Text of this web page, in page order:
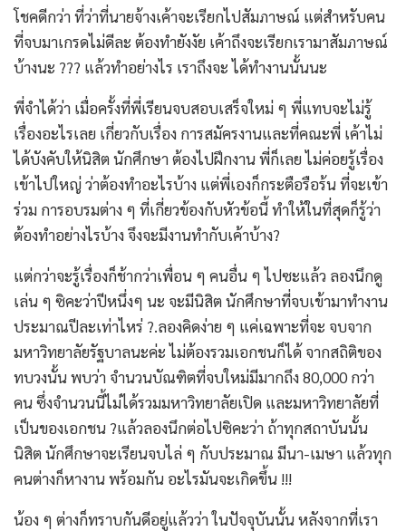
โชคดีกว่า ที่ว่าที่นายจ้างเค้าจะเรียกไปสัมภาษณ์ แต่สำหรับคน
ที่จบมาเกรดไม่ดีละ ต้องทำยังงัย เค้าถึงจะเรียกเรามาสัมภาษณ์
บ้างนะ ??? แล้วทำอย่างไร เราถึงจะ ได้ทำงานนั้นนะ
พี่จำได้ว่า เมื่อครั้งที่พี่เรียนจบสอบเสร็จใหม่ ๆ พี่แทบจะไม่รู้
เรื่องอะไรเลย เกี่ยวกับเรื่อง การสมัครงานและที่คณะพี่ เค้าไม่
ได้บังคับให้นิสิต นักศึกษา ต้องไปฝึกงาน พี่ก็เลย ไม่ค่อยรู้เรื่อง
เข้าไปใหญ่ ว่าต้องทำอะไรบ้าง แต่พี่เองก็กระตือรือร้น ที่จะเข้า
ร่วม การอบรมต่าง ๆ ที่เกี่ยวข้องกับหัวข้อนี้ ทำให้ในที่สุดก็รู้ว่า
ต้องทำอย่างไรบ้าง จึงจะมีงานทำกับเค้าบ้าง?
แต่กว่าจะรู้เรื่องก็ช้ากว่าเพื่อน ๆ คนอื่น ๆ ไปซะแล้ว ลองนึกดู
เล่น ๆ ซิคะว่าปีหนึ่งๆ นะ จะมีนิสิต นักศึกษาที่จบเข้ามาทำงาน
ประมาณปีละเท่าไหร่ ?.ลองคิดง่าย ๆ แค่เฉพาะที่จะ จบจาก
มหาวิทยาลัยรัฐบาลนะค่ะ ไม่ต้องรวมเอกชนก็ได้ จากสถิติของ
ทบวงนั้น พบว่า จำนวนบัณฑิตที่จบใหม่มีมากถึง 80,000 กว่า
คน ซึ่งจำนวนนี้ไม่ได้รวมมหาวิทยาลัยเปิด และมหาวิทยาลัยที่
เป็นของเอกชน ?แล้วลองนึกต่อไปซิคะว่า ถ้าทุกสถาบันนั้น
นิสิต นักศึกษาจะเรียนจบไล่ ๆ กับประมาณ มีนา-เมษา แล้วทุก
คนต่างก็หางาน พร้อมกัน อะไรมันจะเกิดขึ้น !!!
น้อง ๆ ต่างก็ทราบกันดีอยู่แล้วว่า ในปัจจุบันนั้น หลังจากที่เรา